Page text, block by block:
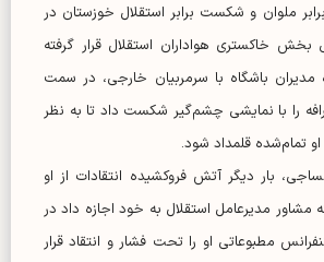
ملوان و شکست برابر استقلال خوزستان در
بخش خاکستری هواداران استقلال قرار گرفته
مدیران باشگاه با سرمربیان خارجی، در سمت
را با نمایشی چشم‌گیر شکست داد تا به نظر
تمام‌شده قلمداد شود.
بار دیگر آتش فروکشیده انتقادات از او
مشاور مدیرعامل استقلال به خود اجازه داد در
مطبوعاتی او را تحت فشار و انتقاد قرار